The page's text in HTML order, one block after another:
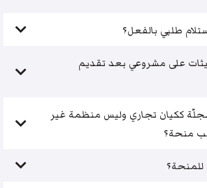
طلبي بالفعل؟
على مشروعي بعد تقديم
ككيان تجاري وليس منظمة غير
منحة؟
للمنحة؟